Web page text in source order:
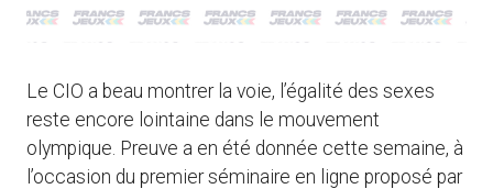
Le CIO a beau montrer la voie, l’égalité des sexes
reste encore lointaine dans le mouvement
olympique. Preuve a en été donnée cette semaine, à
l’occasion du premier séminaire en ligne proposé par